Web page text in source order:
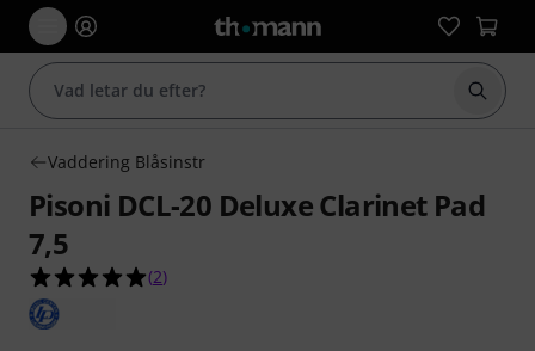
Börja
Vaddering Blåsinstr
Pisoni DCL-20 Deluxe Clarinet Pad
7,5
5.0 av 5 stjärnor från 2 kundbetyg
(2)